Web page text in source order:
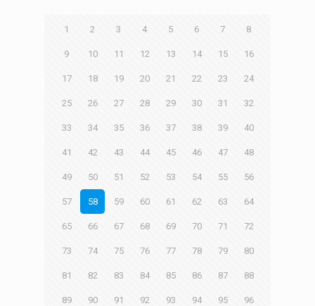
1 2 3 4 5 6 7 8
9 10 11 12 13 14 15 16
17 18 19 20 21 22 23 24
25 26 27 28 29 30 31 32
33 34 35 36 37 38 39 40
41 42 43 44 45 46 47 48
49 50 51 52 53 54 55 56
57 58 59 60 61 62 63 64
65 66 67 68 69 70 71 72
73 74 75 76 77 78 79 80
81 82 83 84 85 86 87 88
89 90 91 92 93 94 95 96